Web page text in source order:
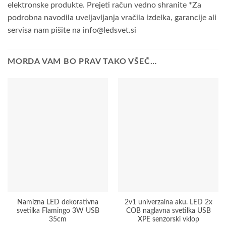
elektronske produkte. Prejeti račun vedno shranite *Za
podrobna navodila uveljavljanja vračila izdelka, garancije ali
servisa nam pišite na info@ledsvet.si
MORDA VAM BO PRAV TAKO VŠEČ…
Namizna LED dekorativna
svetilka Flamingo 3W USB
35cm
2v1 univerzalna aku. LED 2x
COB naglavna svetilka USB
XPE senzorski vklop